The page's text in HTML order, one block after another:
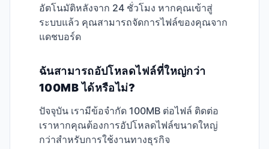
อัตโนมัติหลังจาก 24 ชั่วโมง หากคุณเข้าสู่
ระบบแล้ว คุณสามารถจัดการไฟล์ของคุณจาก
แดชบอร์ด
ฉันสามารถอัปโหลดไฟล์ที่ใหญ่กว่า
100MB ได้หรือไม่?
ปัจจุบัน เรามีข้อจำกัด 100MB ต่อไฟล์ ติดต่อ
เราหากคุณต้องการอัปโหลดไฟล์ขนาดใหญ่
กว่าสำหรับการใช้งานทางธุรกิจ